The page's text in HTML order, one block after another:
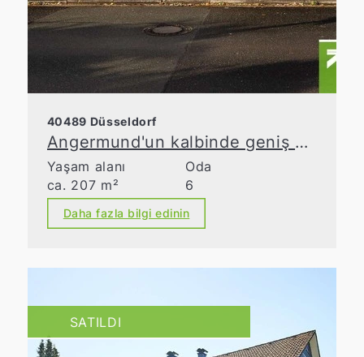
40489 Düsseldorf
Angermund'un kalbinde geniş villa
Yaşam alanı
ca. 207 m²
Oda
6
Daha fazla bilgi edinin
SATILDI